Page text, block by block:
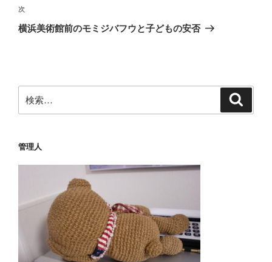
ビ
ゲ
ン
稿
次
の
次
横浜美術館前のモミジバフウと子どもの安否
索:
管理人